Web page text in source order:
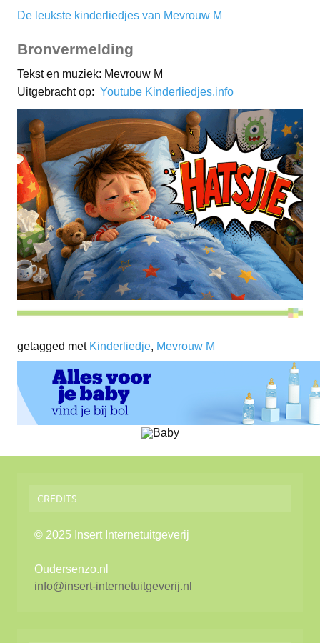
De leukste kinderliedjes van Mevrouw M
Bronvermelding
Tekst en muziek: Mevrouw M
Uitgebracht op: Youtube Kinderliedjes.info
getagged met Kinderliedje, Mevrouw M
CREDITS
© 2025 Insert Internetuitgeverij
Oudersenzo.nl
info@insert-internetuitgeverij.nl